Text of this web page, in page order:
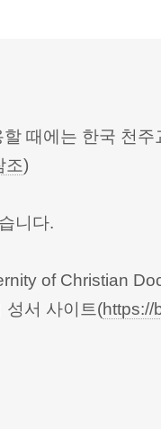
때에는 한국 천
조)
니다.
of Christian
성서 사이트(https://